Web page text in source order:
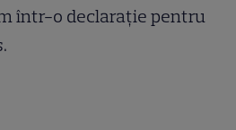
într-o declarație pentru